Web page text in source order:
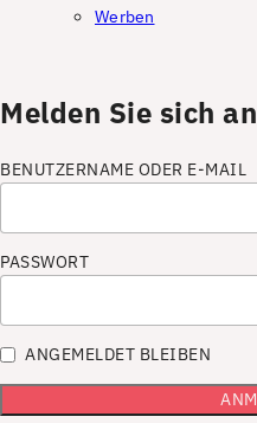
Werben
Melden Sie sich an
BENUTZERNAME ODER E-MAIL
PASSWORT
ANGEMELDET BLEIBEN